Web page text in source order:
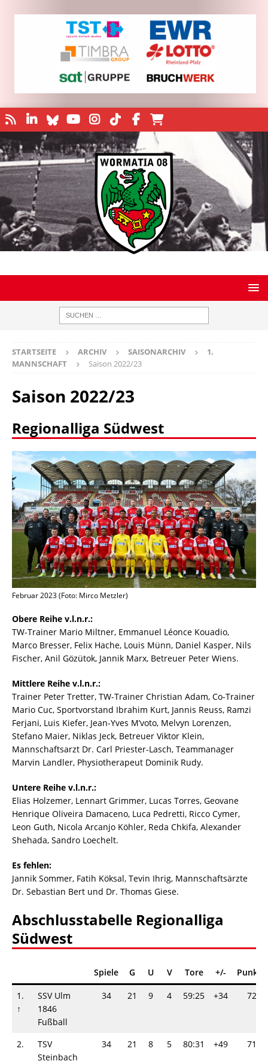
STARTSEITE ARCHIV SAISONARCHIV
1.
MANNSCHAFT
Saison 2022/23
Saison 2022/23
Regionalliga Südwest
Februar 2023 (Foto: Mirco Metzler)
Obere Reihe v.l.n.r.:
TW-Trainer Mario Miltner, Emmanuel Léonce Kouadio,
Marco Bresser, Felix Hache, Louis Münn, Daniel Kasper, Nils
Fischer, Anil Gözütok, Jannik Marx, Betreuer Peter Wiens.
Mittlere Reihe v.l.n.r.:
Trainer Peter Tretter, TW-Trainer Christian Adam, Co-Trainer
Mario Cuc, Sportvorstand Ibrahim Kurt, Jannis Reuss, Ramzi
Ferjani, Luis Kiefer, Jean-Yves M’voto, Melvyn Lorenzen,
Stefano Maier, Niklas Jeck, Betreuer Viktor Klein,
Mannschaftsarzt Dr. Carl Priester-Lasch, Teammanager
Marvin Landler, Physiotherapeut Dominik Rudy.
Untere Reihe v.l.n.r.:
Elias Holzemer, Lennart Grimmer, Lucas Torres, Geovane
Henrique Oliveira Damaceno, Luca Pedretti, Ricco Cymer,
Leon Guth, Nicola Arcanjo Köhler, Reda Chkifa, Alexander
Shehada, Sandro Loechelt.
Es fehlen:
Jannik Sommer, Fatih Köksal, Tevin Ihrig, Mannschaftsärzte
Dr. Sebastian Bert und Dr. Thomas Giese.
Abschlusstabelle Regionalliga
Südwest
Spiele G U V Tore +/- Punkte
1.
↑
SSV Ulm
1846
Fußball
34 21 9 4 59:25 +34 72
2.
TSV
Steinbach
34 21 8 5 80:31 +49 71